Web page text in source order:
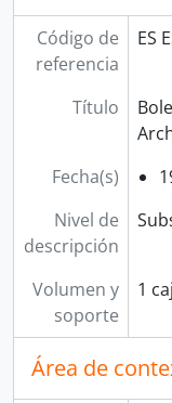
Código de
referencia
ES
Título
Fecha(s)
Nivel de
descripción
Volumen y
soporte
1
Área de